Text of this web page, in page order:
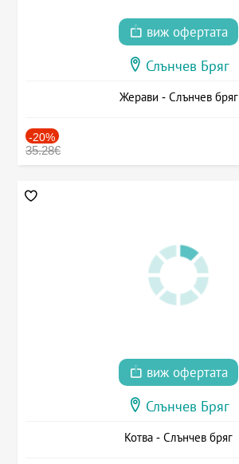
виж офертата
Слънчев Бряг
Жерави - Слънчев бряг
-20%
35.28€
виж офертата
Слънчев Бряг
Котва - Слънчев бряг